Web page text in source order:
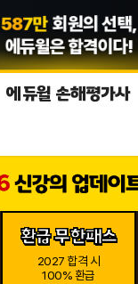
13만 합격수기의 증명,
에듀윌은 합격이다!
에듀윌 손해평가사
환급 무한패스
2027 합격 시
100% 환급